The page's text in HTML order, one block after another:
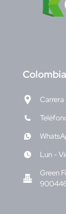
Colombia
Lun -
Green